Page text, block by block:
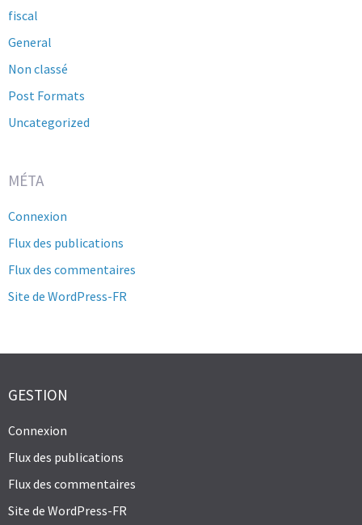
fiscal
General
Non classé
Post Formats
Uncategorized
MÉTA
Connexion
Flux des publications
Flux des commentaires
Site de WordPress-FR
GESTION
Connexion
Flux des publications
Flux des commentaires
Site de WordPress-FR